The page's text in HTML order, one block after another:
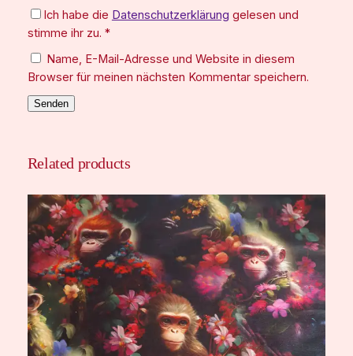
Ich habe die Datenschutzerklärung gelesen und
stimme ihr zu. *
Name, E-Mail-Adresse und Website in diesem
Browser für meinen nächsten Kommentar speichern.
Related products